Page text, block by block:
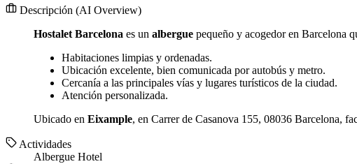
Descripción (AI Overview)
Hostalet Barcelona es un albergue pequeño y acogedor en Barcelona
Habitaciones limpias y ordenadas.
Ubicación excelente, bien comunicada por autobús y metro.
Cercanía a las principales vías y lugares turísticos de la ciudad.
Atención personalizada.
Ubicado en Eixample, en Carrer de Casanova 155, 08036 Barcelona,
Actividades
Albergue Hotel